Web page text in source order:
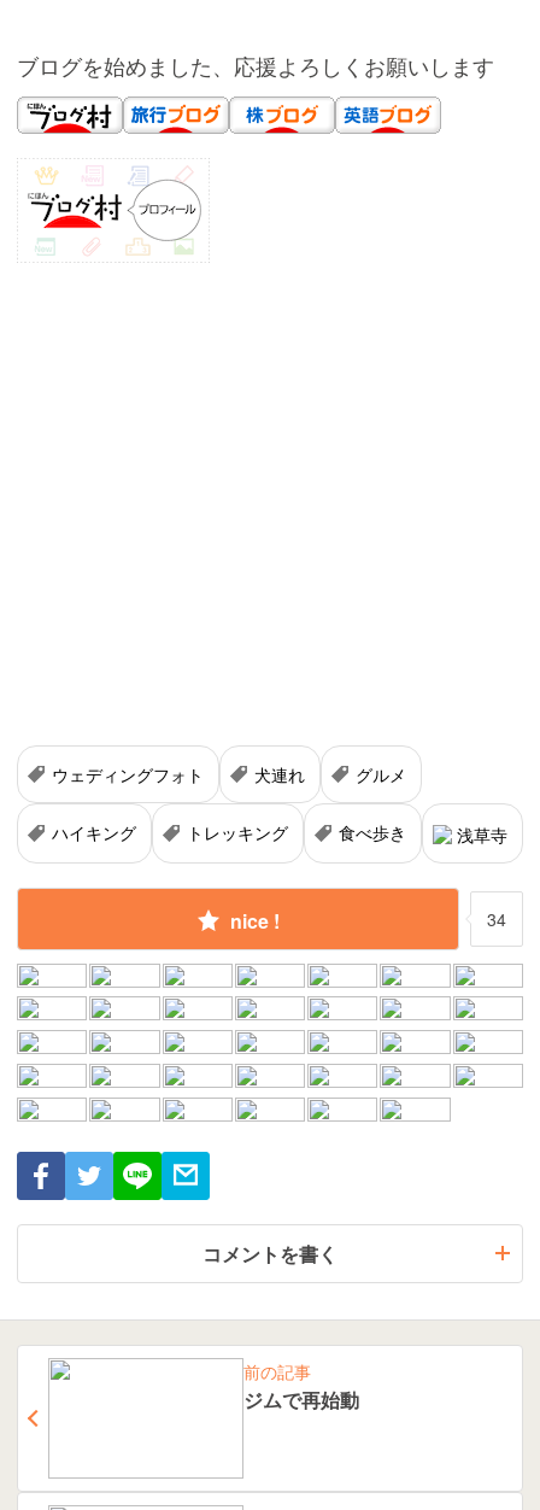
ブログを始めました、応援よろしくお願いします
ウェディングフォト 犬連れ グルメ
ハイキング トレッキング 食べ歩き 浅草寺
nice ! 34
コメントを書く
前の記事
ジムで再始動